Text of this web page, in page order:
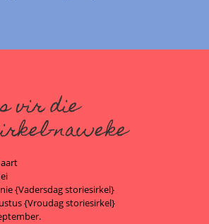
vir die
naweke
{Vadersdag storiesirkel}
{Vroudag storiesirkel}